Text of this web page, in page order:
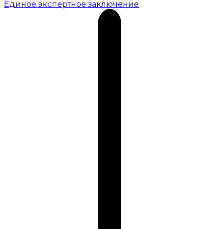
Единое экспертное заключение